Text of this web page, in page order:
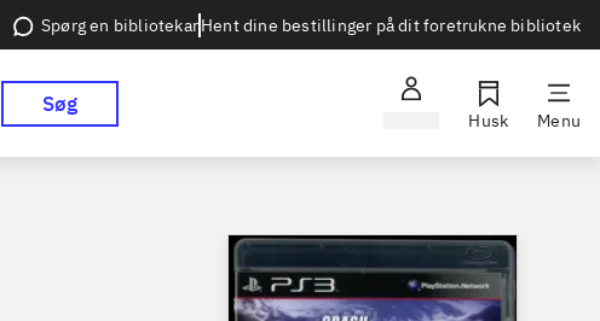
Spørg en bibliotekarHent dine bestillinger på dit foretrukne bibliotek
Søg
Husk Menu